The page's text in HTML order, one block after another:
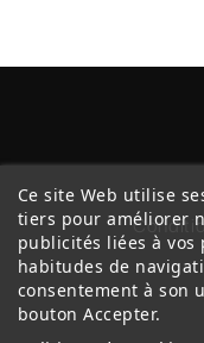
Ce site Web utilise
tiers pour améliorer
publicités liées à vos
habitudes de
consentement à son
bouton Accepter.